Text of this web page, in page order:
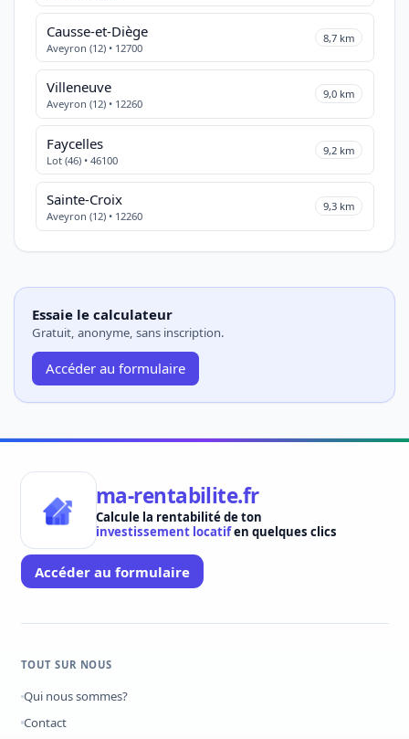
Causse-et-Diège
Aveyron (12) • 12700
8,7 km
Villeneuve
Aveyron (12) • 12260
9,0 km
Faycelles
Lot (46) • 46100
9,2 km
Sainte-Croix
Aveyron (12) • 12260
9,3 km
Essaie le calculateur
Gratuit, anonyme, sans inscription.
Accéder au formulaire
ma-rentabilite.fr
Calcule la rentabilité de ton
investissement locatifen quelques clics
Accéder au formulaire
TOUT SUR NOUS
Qui nous sommes?
Contact